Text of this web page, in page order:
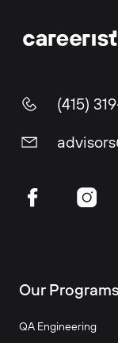
(415)
Our Programs
QA Engineering